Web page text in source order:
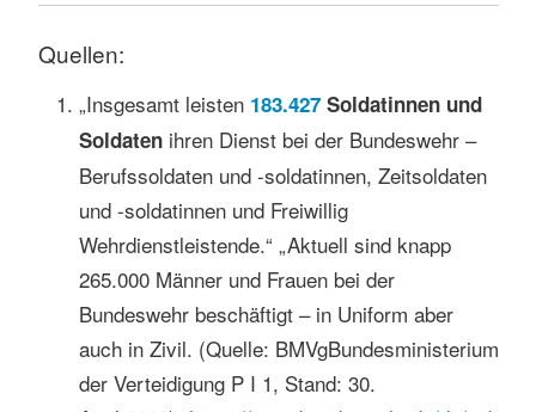
Quellen:
„Insgesamt leisten 183.427Soldatinnen und
Soldatenihren Dienst bei der Bundeswehr –
Berufssoldaten und -soldatinnen, Zeitsoldaten
und -soldatinnen und Freiwillig
Wehrdienstleistende.“ „Aktuell sind knapp
265.000 Männer und Frauen bei der
Bundeswehr beschäftigt – in Uniform aber
auch in Zivil. (Quelle: BMVgBundesministerium
der Verteidigung P I 1, Stand: 30.